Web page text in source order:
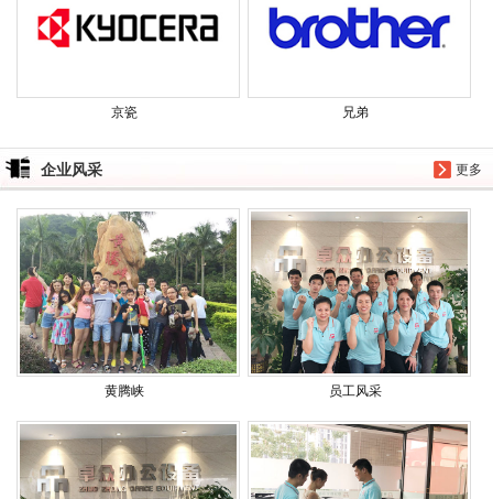
京瓷 兄弟
更多
企业风采
黄腾峡 员工风采